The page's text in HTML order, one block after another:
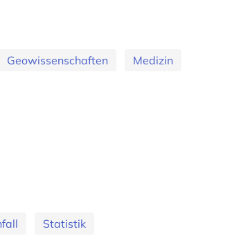
Geowissenschaften Medizin
Statistik